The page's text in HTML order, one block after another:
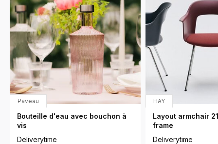
Paveau
Bouteille d'eau avec bouchon à
vis
Deliverytime
HAY
Layout armchair
frame
Deliverytime